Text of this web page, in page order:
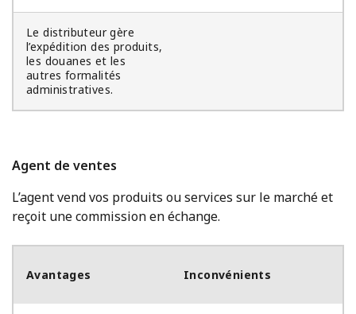
Le distributeur gère
l’expédition des produits,
les douanes et les
autres formalités
administratives.
Agent de ventes
L’agent vend vos produits ou services sur le marché et
reçoit une commission en échange.
Avantages Inconvénients